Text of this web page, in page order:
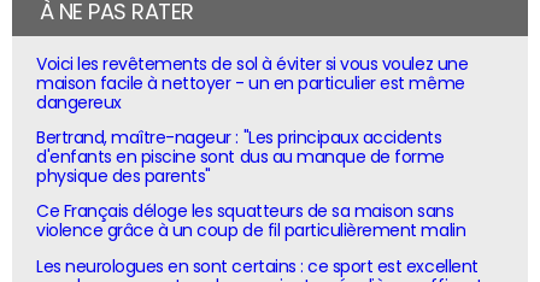
À NE PAS RATER
Voici les revêtements de sol à éviter si vous voulez une
maison facile à nettoyer - un en particulier est même
dangereux
Bertrand, maître-nageur : "Les principaux accidents
d'enfants en piscine sont dus au manque de forme
physique des parents"
Ce Français déloge les squatteurs de sa maison sans
violence grâce à un coup de fil particulièrement malin
Les neurologues en sont certains : ce sport est excellent